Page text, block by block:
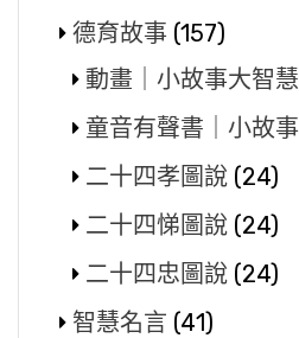
德育故事 (157)
動畫｜小故事大智慧
童音有聲書｜小故
二十四孝圖說 (24)
二十四悌圖說 (24)
二十四忠圖說 (24)
智慧名言 (41)